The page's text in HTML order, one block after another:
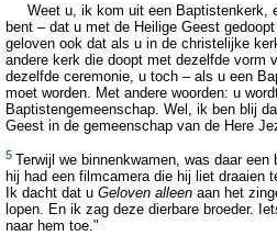
Weet u, ik kom uit een Baptistenkerk,
bent – dat u met de Heilige Geest
geloven ook dat als u in de christelijke
andere kerk die doopt met dezelfde vorm
dezelfde ceremonie, u toch – als u een
moet worden. Met andere woorden: u
Baptistengemeenschap. Wel, ik ben blij
Geest in de gemeenschap van de Here
5 Terwijl we binnenkwamen, was daar
hij had een filmcamera die hij liet draaien
Ik dacht dat u Geloven alleen aan het
lopen. En ik zag deze dierbare broeder.
naar hem toe."